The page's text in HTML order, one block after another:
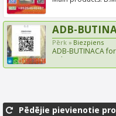
ADB-
Pērk » Biezpiens
ADB-BUTINACA
online, BUY A...
Pēdējie pievienotie